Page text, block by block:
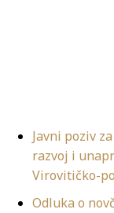
Javni poziv
razvoj i
Virovitičko-
Odluka o